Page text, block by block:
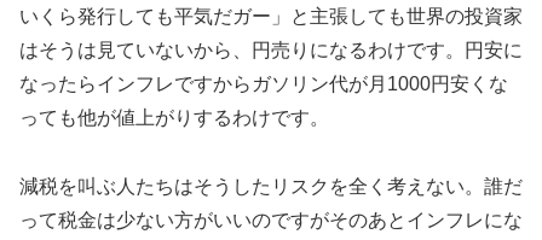
いくら発行しても平気だガー」と主張しても世界の投資家
はそうは見ていないから、円売りになるわけです。円安に
なったらインフレですからガソリン代が月1000円安くな
っても他が値上がりするわけです。
減税を叫ぶ人たちはそうしたリスクを全く考えない。誰だ
って税金は少ない方がいいのですがそのあとインフレにな